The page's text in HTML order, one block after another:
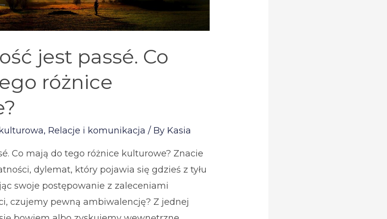
jest passé. Co
różnice
, Relacje i komunikacja / By Kasia
Co mają do tego różnice kulturowe? Znacie
dylemat, który pojawia się gdzieś z tyłu
swoje postępowanie z zaleceniami
czujemy pewną ambiwalencję? Z jednej